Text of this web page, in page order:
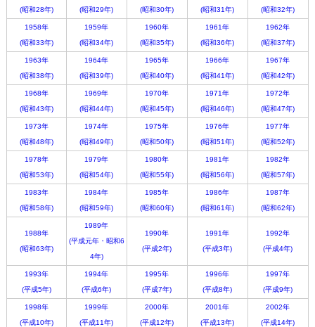
(昭和28年)
(昭和29年)
(昭和30年)
(昭和31年)
(昭和32年)
1958年
(昭和33年)
1959年
(昭和34年)
1960年
(昭和35年)
1961年
(昭和36年)
1962年
(昭和37年)
1963年
(昭和38年)
1964年
(昭和39年)
1965年
(昭和40年)
1966年
(昭和41年)
1967年
(昭和42年)
1968年
(昭和43年)
1969年
(昭和44年)
1970年
(昭和45年)
1971年
(昭和46年)
1972年
(昭和47年)
1973年
(昭和48年)
1974年
(昭和49年)
1975年
(昭和50年)
1976年
(昭和51年)
1977年
(昭和52年)
1978年
(昭和53年)
1979年
(昭和54年)
1980年
(昭和55年)
1981年
(昭和56年)
1982年
(昭和57年)
1983年
(昭和58年)
1984年
(昭和59年)
1985年
(昭和60年)
1986年
(昭和61年)
1987年
(昭和62年)
1988年
(昭和63年)
1989年
(平成元年・昭和6
4年)
1990年
(平成2年)
1991年
(平成3年)
1992年
(平成4年)
1993年
(平成5年)
1994年
(平成6年)
1995年
(平成7年)
1996年
(平成8年)
1997年
(平成9年)
1998年
(平成10年)
1999年
(平成11年)
2000年
(平成12年)
2001年
(平成13年)
2002年
(平成14年)